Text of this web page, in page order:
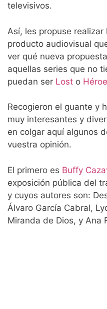
televisivos.
Así, les propuse
producto audiovisual
ver qué nueva
aquellas series que no
puedan ser Lost o
Recogieron el guante y
muy interesantes y
en colgar aquí algunos
vuestra opinión.
El primero es Buffy
exposición pública del
y cuyos autores son:
Álvaro García Cabral,
Miranda de Dios, y Ana